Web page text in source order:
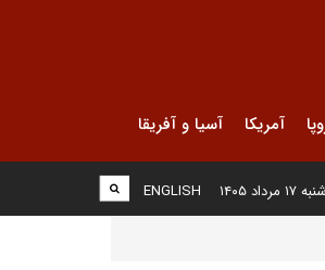
آمریکا آسیا و آفریقا
ENGLISH شنبه ۱۷ مرداد ۱۴۰۵